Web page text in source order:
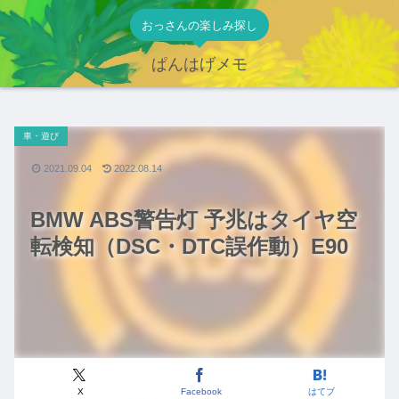
おっさんの楽しみ探し
ぱんはげメモ
BMW ABS警告灯 予兆はタイヤ空
転検知（DSC・DTC誤作動）E90
車・遊び
X Facebook はてブ
2021.09.04 2022.08.14